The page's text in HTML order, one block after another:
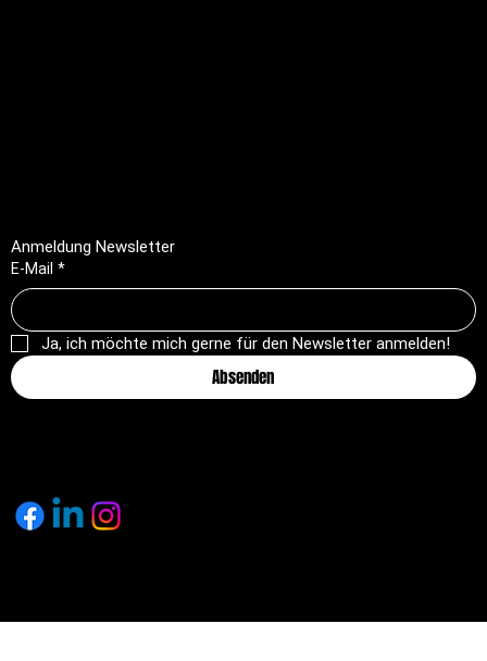
Anmeldung Newsletter
E-Mail *
Ja, ich möchte mich gerne für den Newsletter anmelden!
Absenden